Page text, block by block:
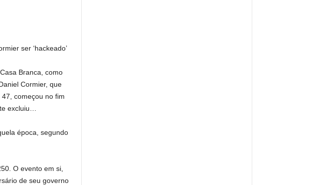
ser ‘hackeado’
Branca, como
Cormier, que
começou no fim
excluiu…
época, segundo
O evento em si,
de seu governo